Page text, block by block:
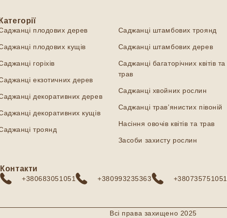
Категорії
плодових дерев
плодових кущів
горіхів
екзотичних дерев
декоративних дерев
декоративних кущів
троянд
Саджанці штамбових троянд
Саджанці штамбових дерев
Саджанці багаторічних квітів та
трав
Саджанці хвойних рослин
Саджанці трав’янистих півоній
Насіння овочів квітів та трав
Засоби захисту рослин
Контакти
+380683051051 +380993235363 +380735751051
Всі права захищено 2025